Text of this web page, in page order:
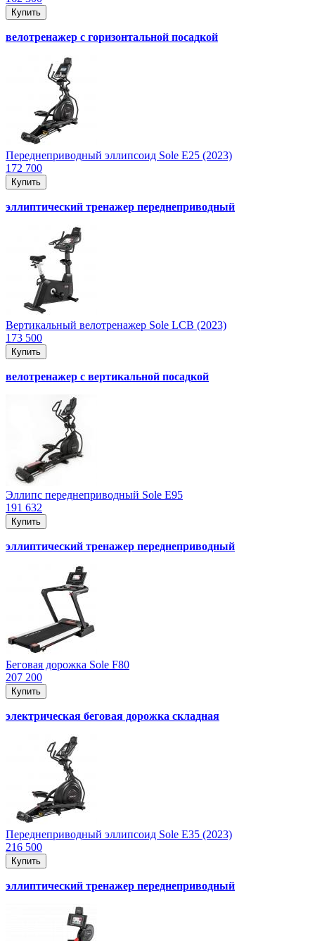
Купить
велотренажер с горизонтальной посадкой
Переднеприводный эллипсоид Sole E25 (2023)
172 700
Купить
эллиптический тренажер переднеприводный
Вертикальный велотренажер Sole LCB (2023)
173 500
Купить
велотренажер с вертикальной посадкой
Эллипс переднеприводный Sole E95
191 632
Купить
эллиптический тренажер переднеприводный
Беговая дорожка Sole F80
207 200
Купить
электрическая беговая дорожка складная
Переднеприводный эллипсоид Sole E35 (2023)
216 500
Купить
эллиптический тренажер переднеприводный